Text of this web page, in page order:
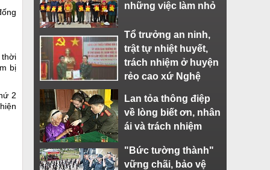
thời
bị
2
những việc làm nhỏ
Tổ trưởng an ninh,
trật tự nhiệt huyết,
trách nhiệm ở huyện
rẻo cao xứ Nghệ
Lan tỏa thông điệp
về lòng biết ơn, nhân
ái và trách nhiệm
"Bức tường thành"
vững chãi, bảo vệ